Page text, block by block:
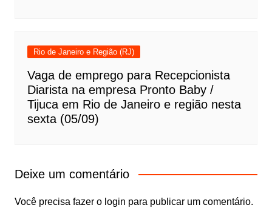
Rio de Janeiro e Região (RJ)
Vaga de emprego para Recepcionista
Diarista na empresa Pronto Baby /
Tijuca em Rio de Janeiro e região nesta
sexta (05/09)
Deixe um comentário
Você precisa fazer o login para publicar um comentário.